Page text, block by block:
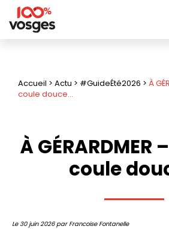
Accueil > Actu > #GuideÉté2026 > À
coule douce…
À GÉRARDMER
coule
Le 30 juin 2026 par Francoise Fontanelle